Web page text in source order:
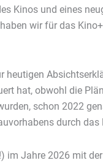
Kinos und eines
wir für das
heutigen
hat, obwohl die
schon 2022
durch das
im Jahre 2026 mit